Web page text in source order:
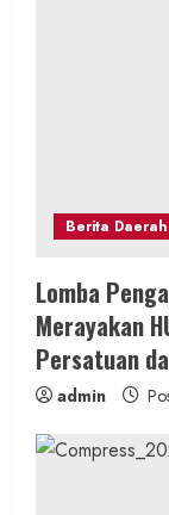
g
Berita Daerah
Lomba
Merayakan
Persatuan
admin